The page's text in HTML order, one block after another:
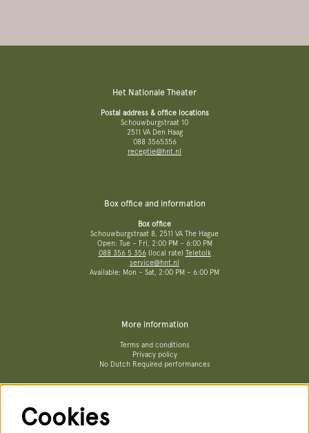
Het Nationale Theater
Postal address & office locations
Schouwburgstraat 10
2511 VA Den Haag
088 3565356
receptie@hnt.nl
Box office and information
Box office
Schouwburgstraat 8, 2511 VA The Hague
Open: Tue – Fri, 2:00 PM – 6:00 PM
088 356 5 356(local rate) Teletolk
service@hnt.nl
Available: Mon – Sat, 2:00 PM – 6:00 PM
More information
Terms and conditions
Privacy policy
No Dutch Required performances
Cookies